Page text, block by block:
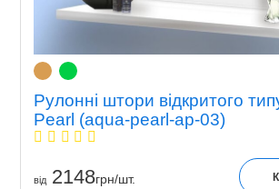
Рулонні штори відкритого
Pearl (aqua-pearl-ap-03)
вiд2148грн/шт.